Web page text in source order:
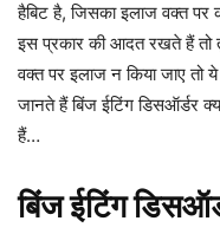
हैबिट है, जिसका इलाज वक्त पर
इस प्रकार की आदत रखते हैं तो
वक्त पर इलाज न किया जाए
जानते हैं बिंज ईटिंग डिसऑर्डर
हैं…
बिंज ईटिंग